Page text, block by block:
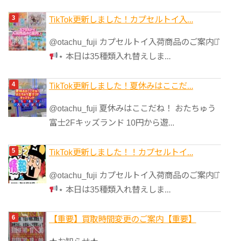
TikTok更新しました！カプセルトイ入...
@otachu_fuji カプセルトイ入荷商品のご案内⋆͛
⋆ 本日は35種類入れ替えしま...
TikTok更新しました！夏休みはここだ...
@otachu_fuji 夏休みはここだね！ おたちゅう
富士2Fキッズランド 10円から遊...
TikTok更新しました！！カプセルトイ...
@otachu_fuji カプセルトイ入荷商品のご案内⋆͛
⋆ 本日は35種類入れ替えしま...
【重要】買取時間変更のご案内【重要】